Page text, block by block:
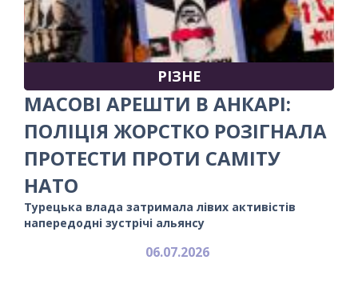
РІЗНЕ
МАСОВІ АРЕШТИ В АНКАРІ:
ПОЛІЦІЯ ЖОРСТКО РОЗІГНАЛА
ПРОТЕСТИ ПРОТИ САМІТУ
НАТО
Турецька влада затримала лівих активістів
напередодні зустрічі альянсу
06.07.2026